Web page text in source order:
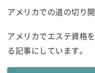
アメリカでの道の切り
アメリカでエステ資格
る記事にしています。